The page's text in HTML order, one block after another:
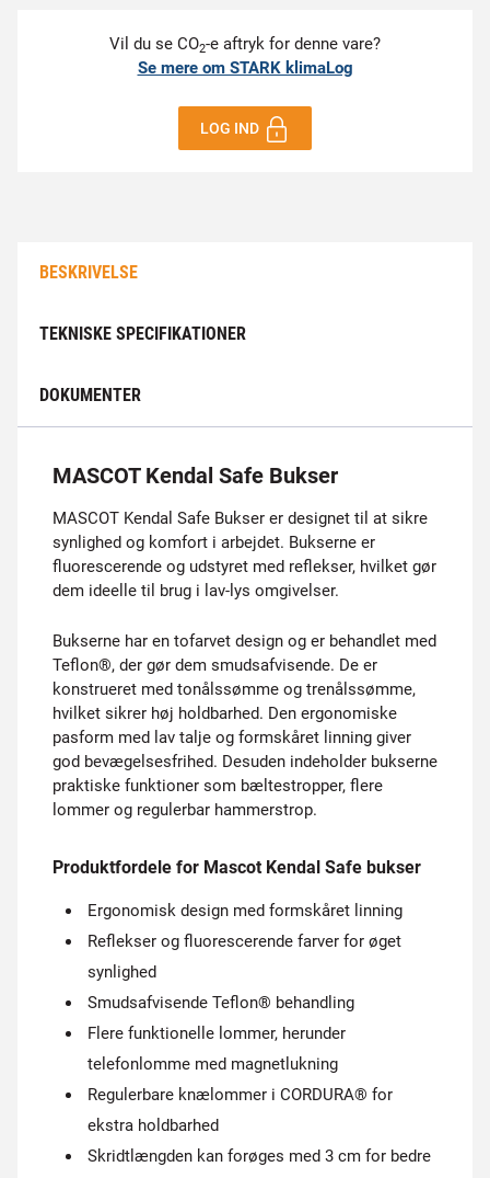
Vil du se CO2-e aftryk for denne vare?
Se mere om STARK klimaLog
LOG IND
BESKRIVELSE
TEKNISKE SPECIFIKATIONER
DOKUMENTER
MASCOT Kendal Safe Bukser
MASCOT Kendal Safe Bukser er designet til at sikre
synlighed og komfort i arbejdet. Bukserne er
fluorescerende og udstyret med reflekser, hvilket gør
dem ideelle til brug i lav-lys omgivelser.
Bukserne har en tofarvet design og er behandlet med
Teflon®, der gør dem smudsafvisende. De er
konstrueret med tonålssømme og trenålssømme,
hvilket sikrer høj holdbarhed. Den ergonomiske
pasform med lav talje og formskåret linning giver
god bevægelsesfrihed. Desuden indeholder bukserne
praktiske funktioner som bæltestropper, flere
lommer og regulerbar hammerstrop.
Produktfordele for Mascot Kendal Safe bukser
Ergonomisk design med formskåret linning
Reflekser og fluorescerende farver for øget
synlighed
Smudsafvisende Teflon® behandling
Flere funktionelle lommer, herunder
telefonlomme med magnetlukning
Regulerbare knælommer i CORDURA® for
ekstra holdbarhed
Skridtlængden kan forøges med 3 cm for bedre